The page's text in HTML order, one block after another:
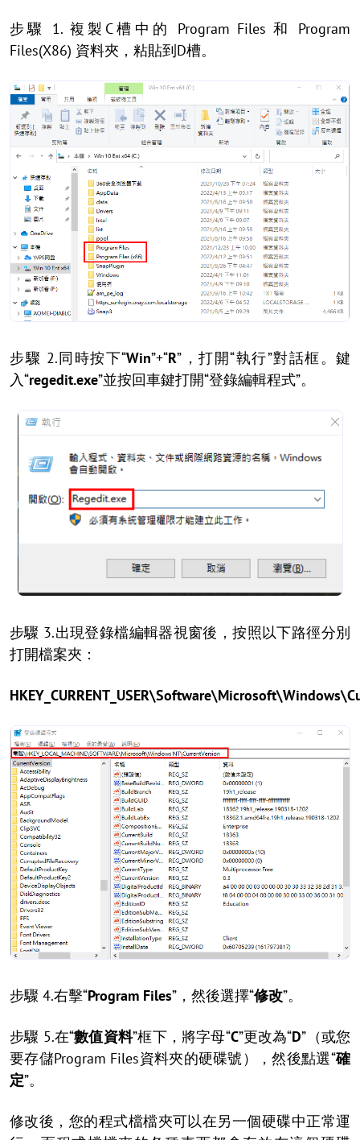
步驟 1. 複製C槽中的 Program Files 和 Program
Files(X86) 資料夾，粘貼到D槽。
步驟 2.同時按下“Win”+“R”，打開“執行”對話框。鍵
入“regedit.exe”並按回車鍵打開“登錄編輯程式”。
步驟 3.出現登錄檔編輯器視窗後，按照以下路徑分別
打開檔案夾：
步驟 4.右擊“Program Files”，然後選擇“修改”。
步驟 5.在“數值資料”框下，將字母“C”更改為“D”（或您
要存儲Program Files資料夾的硬碟號），然後點選“確
定”。
修改後，您的程式檔檔夾可以在另一個硬碟中正常運